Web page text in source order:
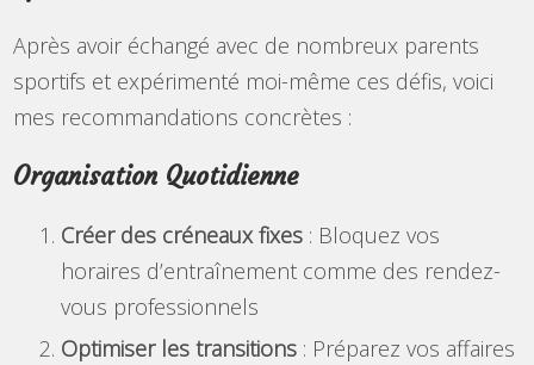
Après avoir échangé avec de nombreux parents
sportifs et expérimenté moi-même ces défis, voici
mes recommandations concrètes :
Organisation Quotidienne
Créer des créneaux fixes : Bloquez vos
horaires d’entraînement comme des rendez-
vous professionnels
Optimiser les transitions : Préparez vos affaires